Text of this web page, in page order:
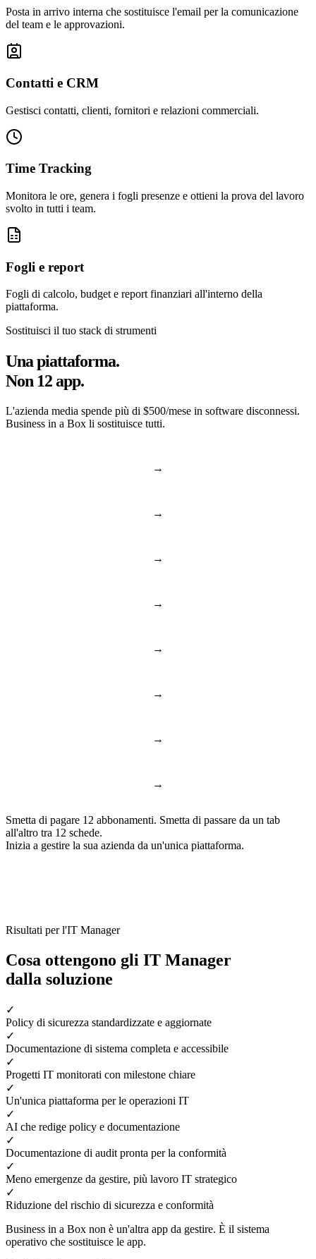
Posta in arrivo interna che sostituisce l'email per la comunicazione
del team e le approvazioni.
Contatti e CRM
Gestisci contatti, clienti, fornitori e relazioni commerciali.
Time Tracking
Monitora le ore, genera i fogli presenze e ottieni la prova del lavoro
svolto in tutti i team.
Fogli e report
Fogli di calcolo, budget e report finanziari all'interno della
piattaforma.
Sostituisci il tuo stack di strumenti
Una piattaforma.
Non 12 app.
L'azienda media spende più di $500/mese in software disconnessi.
Business in a Box li sostituisce tutti.
→
→
→
→
→
→
→
→
Smetta di pagare 12 abbonamenti. Smetta di passare da un tab
all'altro tra 12 schede.
Inizia a gestire la sua azienda da un'unica piattaforma.
Risultati per l'IT Manager
Cosa ottengono gli IT Manager
dalla soluzione
✓
Policy di sicurezza standardizzate e aggiornate
✓
Documentazione di sistema completa e accessibile
✓
Progetti IT monitorati con milestone chiare
✓
Un'unica piattaforma per le operazioni IT
✓
AI che redige policy e documentazione
✓
Documentazione di audit pronta per la conformità
✓
Meno emergenze da gestire, più lavoro IT strategico
✓
Riduzione del rischio di sicurezza e conformità
Business in a Box non è un'altra app da gestire. È il sistema
operativo che sostituisce le app.